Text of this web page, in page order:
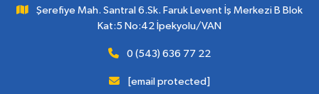
Şerefiye Mah. Santral 6.Sk. Faruk Levent İş Merkezi B Blok
Kat:5 No:42 İpekyolu/VAN
0 (543) 636 77 22
[email protected]